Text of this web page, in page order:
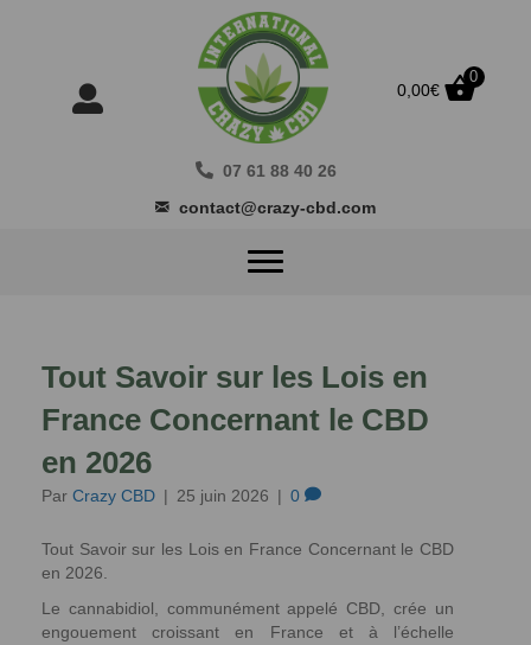
0,00€
0
07 61 88 40 26
contact@crazy-cbd.com
Tout Savoir sur les Lois en
France Concernant le CBD
en 2026
Par Crazy CBD | 25 juin 2026 | 0
Tout Savoir sur les Lois en France Concernant le CBD
en 2026.
Le cannabidiol, communément appelé CBD, crée un
engouement croissant en France et à l’échelle